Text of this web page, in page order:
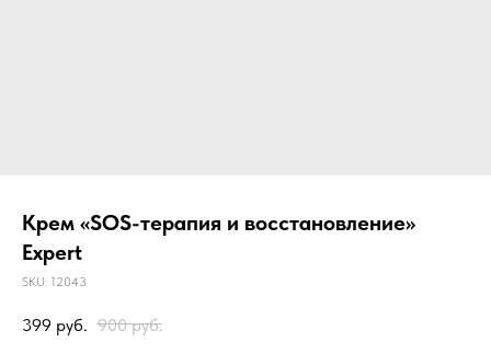
Крем «SOS-терапия и восстановление»
Expert
SKU: 12043
399 руб. 900 руб.